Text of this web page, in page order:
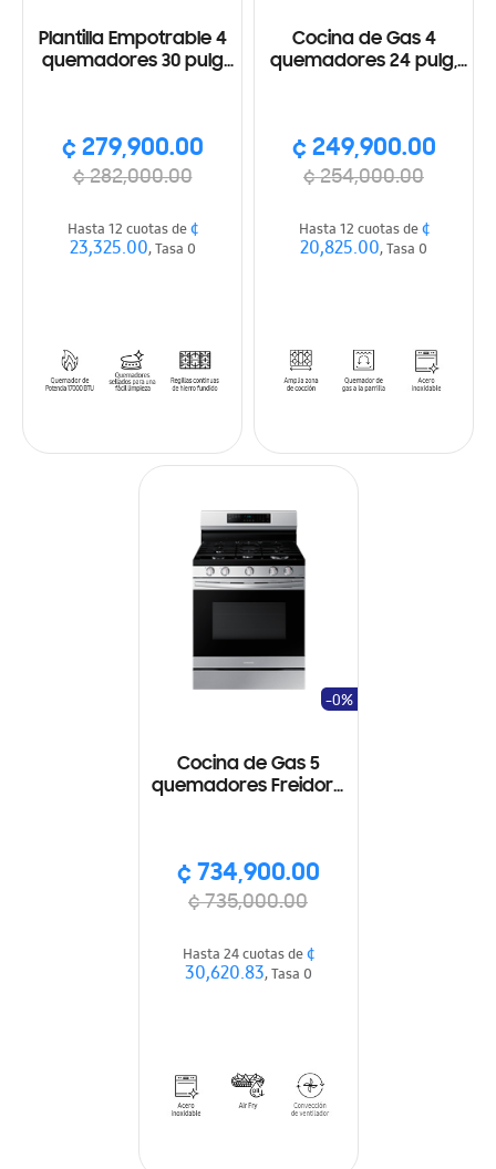
Plantilla Empotrable 4
quemadores 30 pulg
¢ 279,900.00
¢ 282,000.00
Hasta 12 cuotas de¢
23,325.00, Tasa 0
Cocina de Gas 4
quemadores 24 pulg,
¢ 249,900.00
¢ 254,000.00
Hasta 12 cuotas de¢
20,825.00, Tasa 0
Cocina de Gas 5
quemadores Freidora
¢ 734,900.00
¢ 735,000.00
-0%
Hasta 24 cuotas de¢
30,620.83, Tasa 0